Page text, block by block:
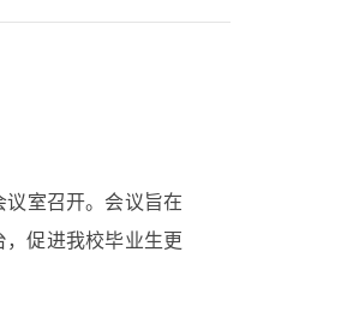
议室召开。会议旨在
促进我校毕业生更